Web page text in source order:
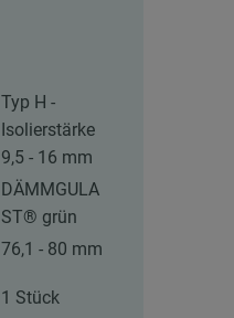
Typ H -
Isolierstärke
9,5 - 16 mm
DÄMMGULA
ST® grün
76,1 - 80 mm
1 Stück